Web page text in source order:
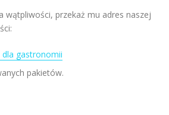
wątpliwości, przekaż mu adres naszej
gastronomii
pakietów.